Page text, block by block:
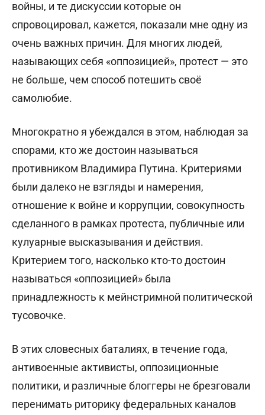
войны, и те дискуссии которые он
спровоцировал, кажется, показали мне одну из
очень важных причин. Для многих людей,
называющих себя «оппозицией», протест — это
не больше, чем способ потешить своё
самолюбие.
Многократно я убеждался в этом, наблюдая за
спорами, кто же достоин называться
противником Владимира Путина. Критериями
были далеко не взгляды и намерения,
отношение к войне и коррупции, совокупность
сделанного в рамках протеста, публичные или
кулуарные высказывания и действия.
Критерием того, насколько кто-то достоин
называться «оппозицией» была
принадлежность к мейнстримной политической
тусовочке.
В этих словесных баталиях, в течение года,
антивоенные активисты, оппозиционные
политики, и различные блоггеры не брезговали
перенимать риторику федеральных каналов